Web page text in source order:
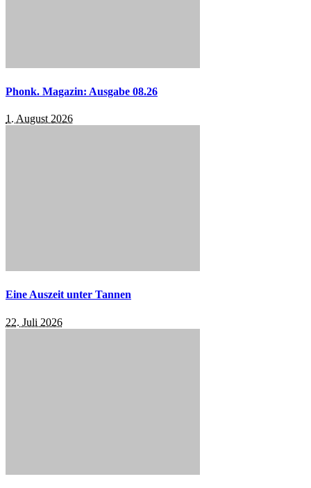
Phonk. Magazin: Ausgabe 08.26
1. August 2026
Eine Auszeit unter Tannen
22. Juli 2026